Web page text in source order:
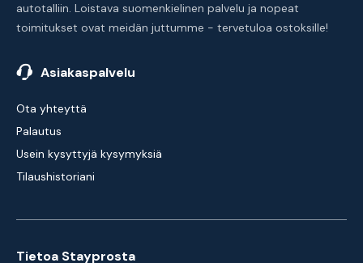
autotalliin. Loistava suomenkielinen palvelu ja nopeat
toimitukset ovat meidän juttumme - tervetuloa ostoksille!
Asiakaspalvelu
Ota yhteyttä
Palautus
Usein kysyttyjä kysymyksiä
Tilaushistoriani
Tietoa Stayprosta